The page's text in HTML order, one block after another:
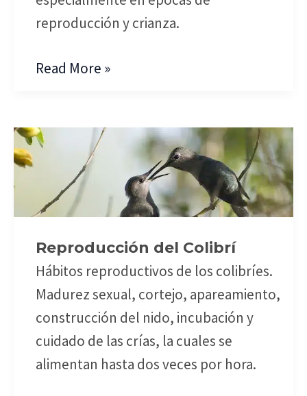
reproducción y crianza.
Read More »
Reproducción del Colibrí
Hábitos reproductivos de los colibríes.
Madurez sexual, cortejo, apareamiento,
construcción del nido, incubación y
cuidado de las crías, la cuales se
alimentan hasta dos veces por hora.
Reproducción
Colibrí